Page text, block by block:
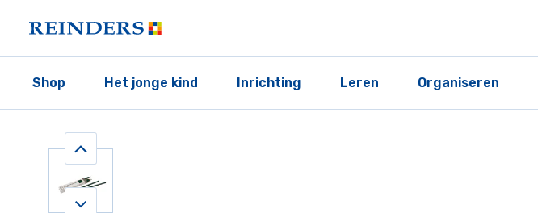
Shop Het jonge kind Inrichting Leren Organiseren